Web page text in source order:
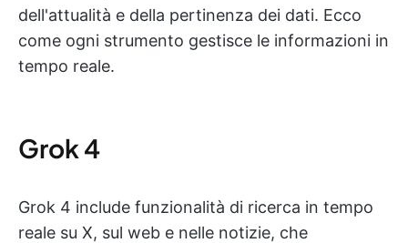
dell'attualità e della pertinenza dei dati. Ecco
come ogni strumento gestisce le informazioni in
tempo reale.
Grok 4
Grok 4 include funzionalità di ricerca in tempo
reale su X, sul web e nelle notizie, che